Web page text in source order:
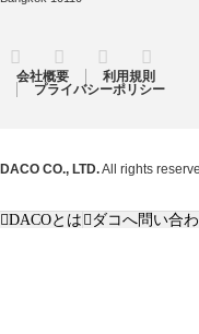
Twitter FacebookInstagram
会社概要
利用規則
プライバシーポリシー
DACO CO., LTD.All rights
DACOとは ダコへ問い合